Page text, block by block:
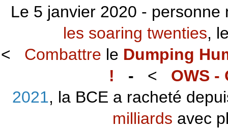
Le 5 janvier 2020 -
les soaring twenties,
< Combattre le Dumping
! - < OWS -
2021, la BCE a racheté
milliards avec